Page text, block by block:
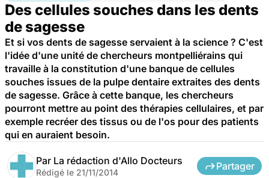
Des cellules souches dans les dents
de sagesse
Et si vos dents de sagesse servaient à la science ? C'est
l'idée d'une unité de chercheurs montpelliérains qui
travaille à la constitution d'une banque de cellules
souches issues de la pulpe dentaire extraites des dents
de sagesse. Grâce à cette banque, les chercheurs
pourront mettre au point des thérapies cellulaires, et par
exemple recréer des tissus ou de l'os pour des patients
qui en auraient besoin.
Par La rédaction d'Allo Docteurs
Rédigé le 21/11/2014
Partager